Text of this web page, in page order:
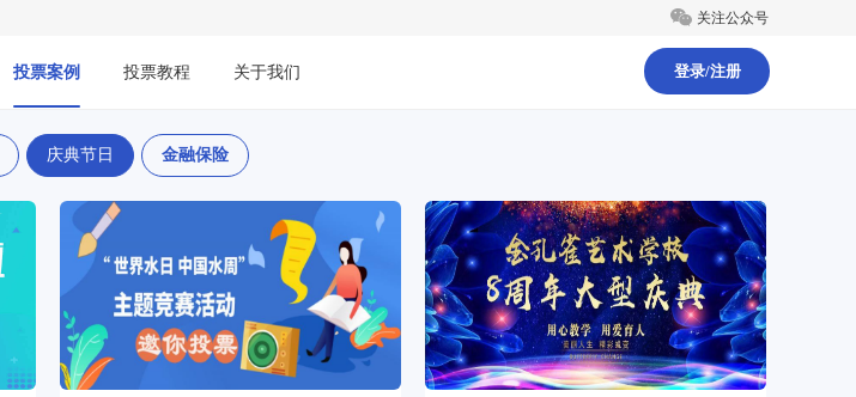
关注公众号
投票案例 投票教程 关于我们 登录/注册
庆典节日 金融保险